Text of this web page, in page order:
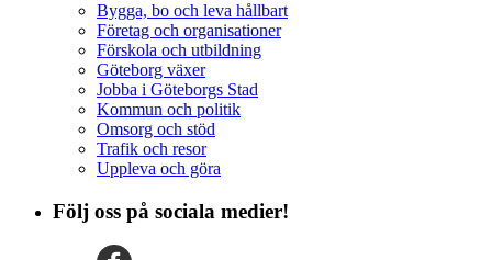
Bygga, bo och leva hållbart
Företag och organisationer
Förskola och utbildning
Göteborg växer
Jobba i Göteborgs Stad
Kommun och politik
Omsorg och stöd
Trafik och resor
Uppleva och göra
Följ oss på sociala medier!